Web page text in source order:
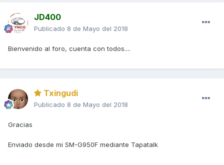
JD400
Publicado 8 de Mayo del 2018
Bienvenido al foro, cuenta con todos....
Txingudi
Publicado 8 de Mayo del 2018
Gracias
Enviado desde mi SM-G950F mediante Tapatalk